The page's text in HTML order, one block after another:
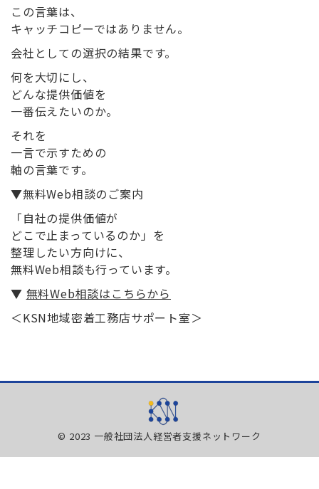
この言葉は、
キャッチコピーではありません。
会社としての選択の結果です。
何を大切にし、
どんな提供価値を
一番伝えたいのか。
それを
一言で示すための
軸の言葉です。
▼無料Web相談のご案内
「自社の提供価値が
どこで止まっているのか」を
整理したい方向けに、
無料Web相談も行っています。
▼ 無料Web相談はこちらから
＜KSN地域密着工務店サポート室＞
© 2023 一般社団法人経営者支援ネットワーク